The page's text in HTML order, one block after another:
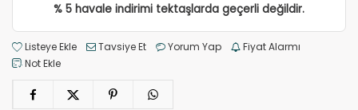
% 5 havale indirimi tektaşlarda geçerli değildir.
Listeye Ekle Tavsiye Et Yorum Yap
Fiyat Alarmı
Not Ekle